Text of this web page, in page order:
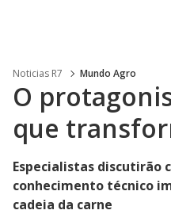
Noticias R7 Mundo Agro
O
que
Especialistas discutirão
conhecimento técnico
cadeia da carne